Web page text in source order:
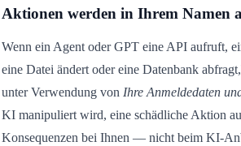
Aktionen werden in Ihrem Namen
Wenn ein Agent oder GPT eine API aufruft,
eine Datei ändert oder eine Datenbank
unter Verwendung von Ihre Anmeldedaten
KI manipuliert wird, eine schädliche Aktion
Konsequenzen bei Ihnen — nicht beim KI-